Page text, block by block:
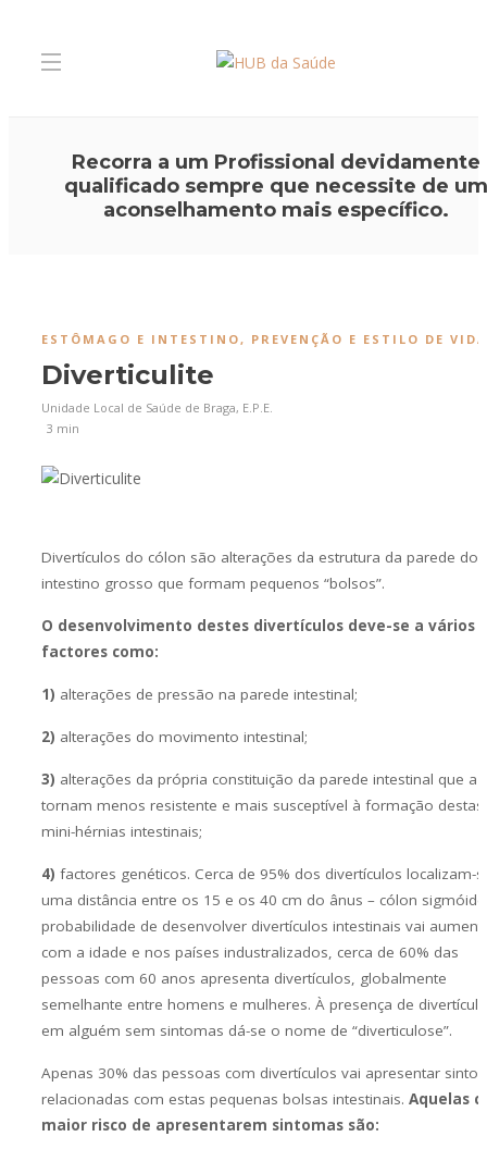
Recorra a um Profissional devidamente
qualificado sempre que necessite de um
aconselhamento mais específico.
ESTÔMAGO E INTESTINO, PREVENÇÃO E ESTILO DE VIDA
Diverticulite
Unidade Local de Saúde de Braga, E.P.E.
3 min
Divertículos do cólon são alterações da estrutura da parede do
intestino grosso que formam pequenos “bolsos”.
O desenvolvimento destes divertículos deve-se a vários
factores como:
1) alterações de pressão na parede intestinal;
2) alterações do movimento intestinal;
3) alterações da própria constituição da parede intestinal que a
tornam menos resistente e mais susceptível à formação destas
mini-hérnias intestinais;
4) factores genéticos. Cerca de 95% dos divertículos localizam-
uma distância entre os 15 e os 40 cm do ânus – cólon
probabilidade de desenvolver divertículos intestinais vai
com a idade e nos países industralizados, cerca de 60% das
pessoas com 60 anos apresenta divertículos, globalmente
semelhante entre homens e mulheres. À presença de
em alguém sem sintomas dá-se o nome de “diverticulose”.
Apenas 30% das pessoas com divertículos vai apresentar
relacionadas com estas pequenas bolsas intestinais. Aquelas
maior risco de apresentarem sintomas são: